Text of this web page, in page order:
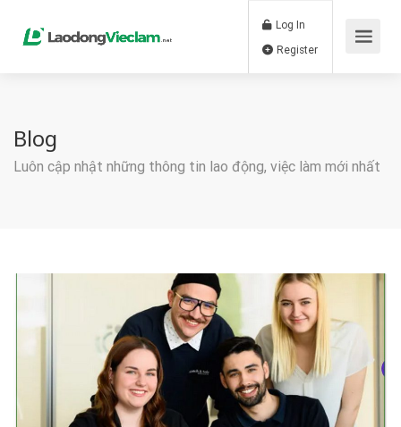
Log In
Blog
Luôn cập nhật những thông tin lao động, việc làm mới nhất